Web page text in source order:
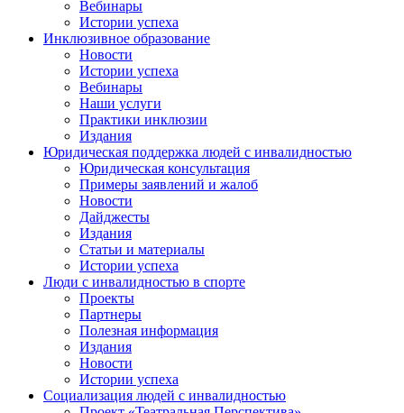
Вебинары
Истории успеха
Инклюзивное образование
Новости
Истории успеха
Вебинары
Наши услуги
Практики инклюзии
Издания
Юридическая поддержка людей с инвалидностью
Юридическая консультация
Примеры заявлений и жалоб
Новости
Дайджесты
Издания
Статьи и материалы
Истории успеха
Люди с инвалидностью в спорте
Проекты
Партнеры
Полезная информация
Издания
Новости
Истории успеха
Социализация людей с инвалидностью